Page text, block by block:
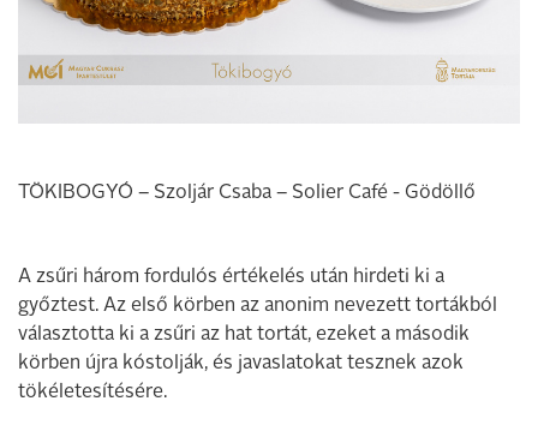
TÖKIBOGYÓ – Szoljár Csaba – Solier Café - Gödöllő
A zsűri három fordulós értékelés után hirdeti ki a
győztest. Az első körben az anonim nevezett tortákból
választotta ki a zsűri az hat tortát, ezeket a második
körben újra kóstolják, és javaslatokat tesznek azok
tökéletesítésére.